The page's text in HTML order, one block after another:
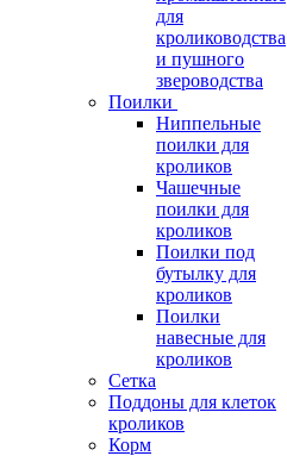
для
кролиководства
и пушного
звероводства
Поилки
Ниппельные
поилки для
кроликов
Чашечные
поилки для
кроликов
Поилки под
бутылку для
кроликов
Поилки
навесные для
кроликов
Сетка
Поддоны для клеток
кроликов
Корм